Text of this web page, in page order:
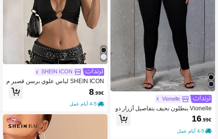
Vionelle
Vionelle بنطلون نحيف بتفاصيل أزرار ذو
خصر عالٍ
16.99€
4-5 أيام عمل
SHEIN ICON
SHEIN ICON لباس علوي برسن قصير م
كشوف الظهر بشريط بحلقة دائري
8.99€
4-5 أيام عمل